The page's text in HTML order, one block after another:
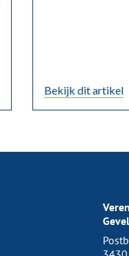
Bekijk dit artikel